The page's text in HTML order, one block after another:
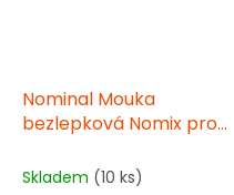
Nominal Mouka
bezlepková Nomix pro
Skladem (10 ks)